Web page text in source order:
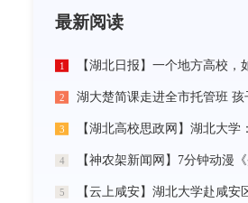
最新阅读
1
2
3
4
5